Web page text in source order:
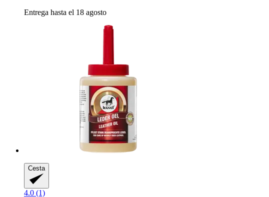
Entrega hasta el 18 agosto
Cesta
4.0 (1)